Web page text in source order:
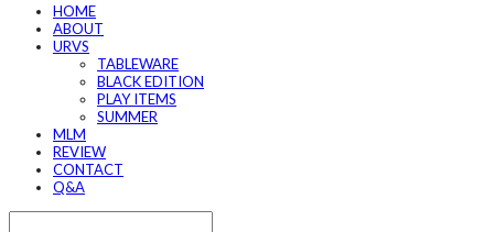
HOME
ABOUT
URVS
TABLEWARE
BLACK EDITION
PLAY ITEMS
SUMMER
MLM
REVIEW
CONTACT
Q&A